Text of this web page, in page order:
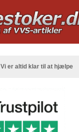
Vi er altid klar til at hjælpe